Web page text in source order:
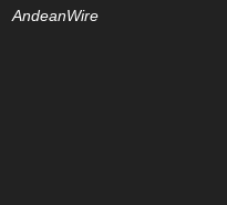
AndeanWire